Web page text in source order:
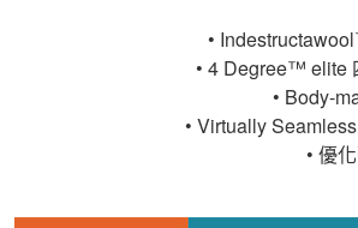
•
• 4 Degree™ elite
• Body-
• Virtually
• 優